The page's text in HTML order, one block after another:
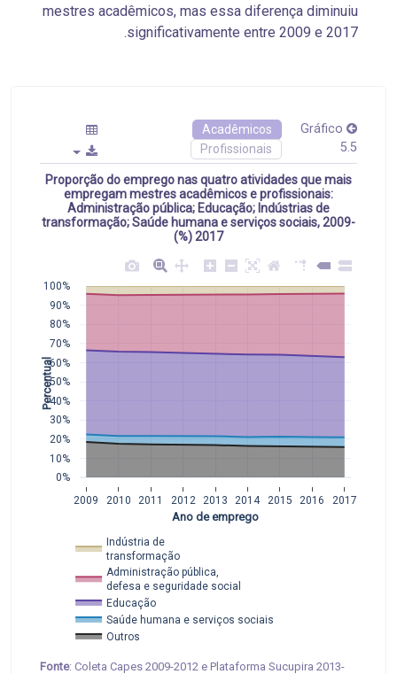
mestres acadêmicos, mas essa diferença diminuiu
significativamente entre 2009 e 2017.
Gráfico
5.5
Acadêmicos
Profissionais
Proporção do emprego nas quatro atividades que mais
empregam mestres acadêmicos e profissionais:
Administração pública; Educação; Indústrias de
transformação; Saúde humana e serviços sociais, 2009-
2017 (%)
2009 2010 2011 2012 2013 2014 2015 2016 2017
0%
10%
20%
30%
40%
50%
60%
70%
80%
90%
100%
Indústria de
transformação
Administração pública,
defesa e seguridade social
Educação
Saúde humana e serviços sociais
Outros
Ano de emprego
Percentual
Fonte: Coleta Capes 2009-2012 e Plataforma Sucupira 2013-